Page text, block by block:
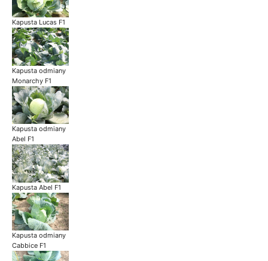
Kapusta Lucas F1
Kapusta odmiany
Monarchy F1
Kapusta odmiany
Abel F1
Kapusta Abel F1
Kapusta odmiany
Cabbice F1